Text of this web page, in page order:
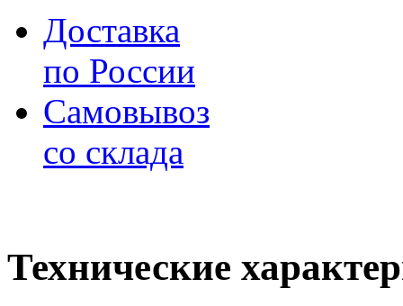
Доставка
по России
Самовывоз
со склада
Технические